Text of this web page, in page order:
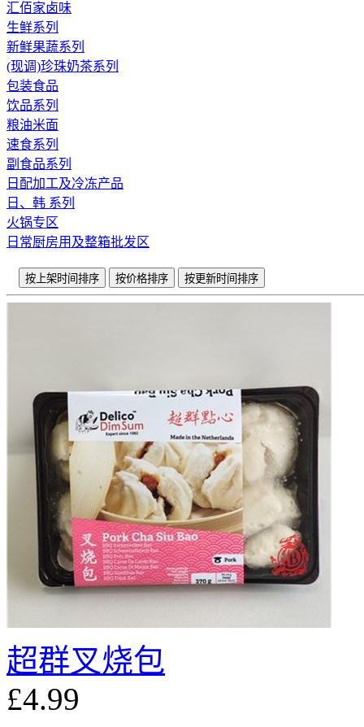
汇佰家卤味
生鲜系列
新鲜果蔬系列
(现调)珍珠奶茶系列
包装食品
饮品系列
粮油米面
速食系列
副食品系列
日配加工及冷冻产品
日、韩 系列
火锅专区
日常厨房用及整箱批发区
按上架时间排序 按价格排序 按更新时间排序
超群叉烧包
£4.99